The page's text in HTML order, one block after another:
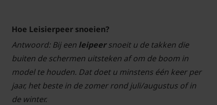
Hoe Leisierpeer snoeien?
Antwoord: Bij een leipeersnoeit u de takken die
buiten de schermen uitsteken af om de boom in
model te houden. Dat doet u minstens één keer per
jaar, het beste in de zomer rond juli/augustus of in
de winter.